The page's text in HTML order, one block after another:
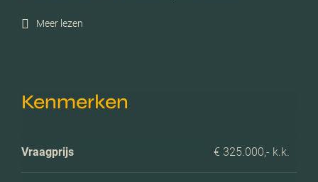
Meer lezen
Kenmerken
Vraagprijs € 325.000,- k.k.